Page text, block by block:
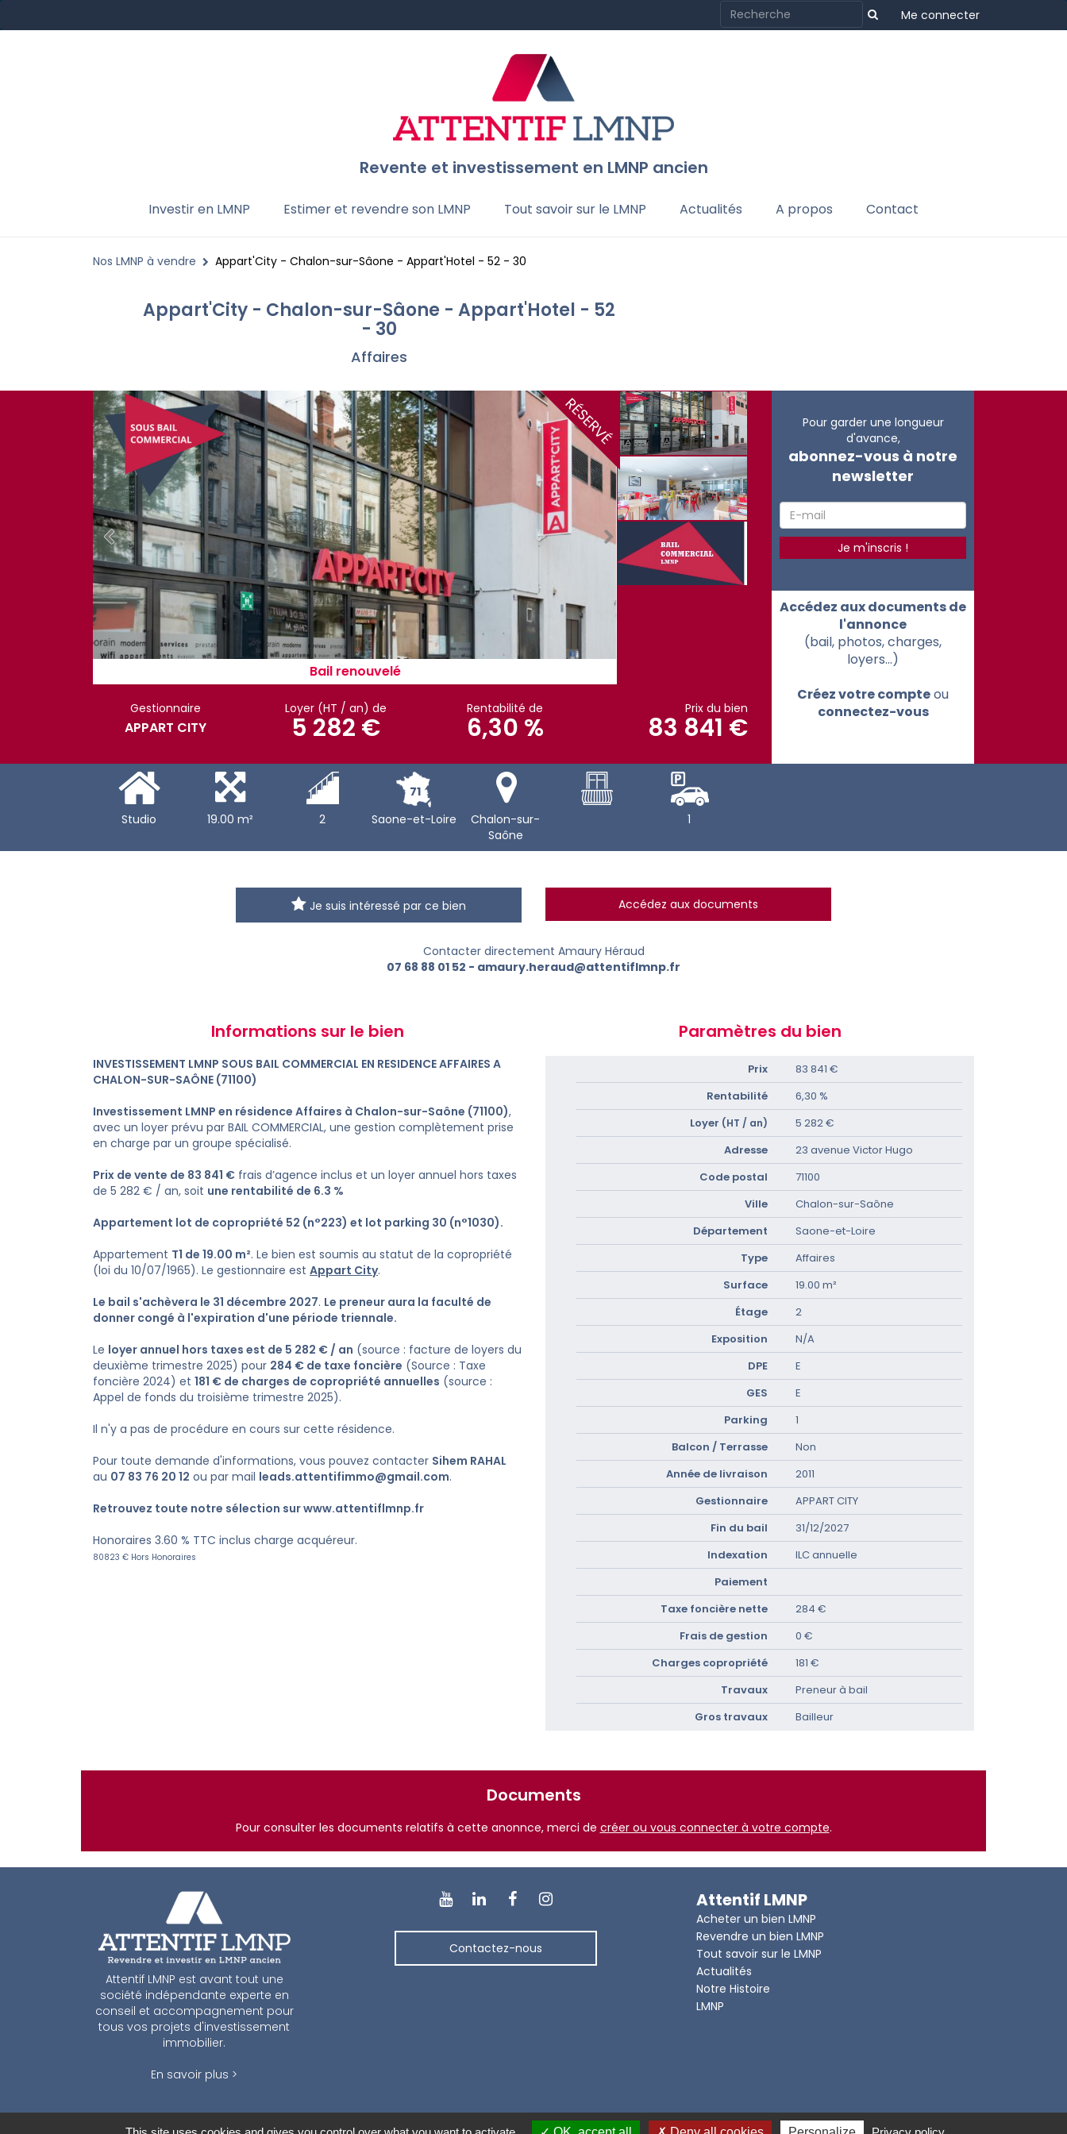
Me connecter
Revente et investissement en LMNP ancien
Investir en LMNP Estimer et revendre son LMNP Tout savoir sur le LMNP Actualités A propos Contact
Nos LMNP à vendre Appart'City - Chalon-sur-Sâone - Appart'Hotel - 52 - 30
Appart'City - Chalon-sur-Sâone - Appart'Hotel - 52
- 30
Affaires
RÉSERVÉ
Bail renouvelé
Gestionnaire
APPART CITY
Loyer (HT / an) de
5 282 €
Rentabilité de
6,30 %
Prix du bien
83 841 €
Pour garder une longueur
d'avance,
abonnez-vous à notre
newsletter
Accédez aux documents de
l'annonce
(bail, photos, charges,
loyers...)
Créez votre compteou
connectez-vous
Studio 19.00 m² 2 Saone-et-Loire
71
Chalon-sur-
Saône
1
Je suis intéressé par ce bien Accédez aux documents
Contacter directement Amaury Héraud
07 68 88 01 52 - amaury.heraud@attentiflmnp.fr
Informations sur le bien
INVESTISSEMENT LMNP SOUS BAIL COMMERCIAL EN RESIDENCE AFFAIRES A
CHALON-SUR-SAÔNE (71100)
Investissement LMNP en résidence Affaires à Chalon-sur-Saône (71100),
avec un loyer prévu par BAIL COMMERCIAL, une gestion complètement prise
en charge par un groupe spécialisé.
Prix de vente de 83 841 € frais d’agence inclus et un loyer annuel hors taxes
de 5 282 € / an, soit une rentabilité de 6.3 %
Appartement lot de copropriété 52 (n°223) et lot parking 30 (n°1030).
Appartement T1 de 19.00 m². Le bien est soumis au statut de la copropriété
(loi du 10/07/1965). Le gestionnaire est Appart City.
Le bail s'achèvera le 31 décembre 2027. Le preneur aura la faculté de
donner congé à l'expiration d'une période triennale.
Le loyer annuel hors taxes est de 5 282 € / an (source : facture de loyers du
deuxième trimestre 2025) pour 284 € de taxe foncière (Source : Taxe
foncière 2024) et 181 € de charges de copropriété annuelles (source :
Appel de fonds du troisième trimestre 2025).
Il n'y a pas de procédure en cours sur cette résidence.
Pour toute demande d'informations, vous pouvez contacter Sihem RAHAL
au 07 83 76 20 12 ou par mail leads.attentifimmo@gmail.com.
Retrouvez toute notre sélection surwww.attentiflmnp.fr
Honoraires 3.60 % TTC inclus charge acquéreur.
80823 € Hors Honoraires
Paramètres du bien
Prix
83 841 €
Rentabilité
6,30 %
Loyer (HT / an)
5 282 €
Adresse
23 avenue Victor Hugo
Code postal
71100
Ville
Chalon-sur-Saône
Département
Saone-et-Loire
Type
Affaires
Surface
19.00 m²
Étage
2
Exposition
N/A
DPE
E
GES
E
Parking
1
Balcon / Terrasse
Non
Année de livraison
2011
Gestionnaire
APPART CITY
Fin du bail
31/12/2027
Indexation
ILC annuelle
Paiement
Taxe foncière nette
284 €
Frais de gestion
0 €
Charges copropriété
181 €
Travaux
Preneur à bail
Gros travaux
Bailleur
Documents
Pour consulter les documents relatifs à cette anonnce, merci de créer ou vous connecter à votre compte.
Attentif LMNP est avant tout une
société indépendante experte en
conseil et accompagnement pour
tous vos projets d'investissement
immobilier.
En savoir plus >
Contactez-nous
Attentif LMNP
Acheter un bien LMNP
Revendre un bien LMNP
Tout savoir sur le LMNP
Actualités
Notre Histoire
LMNP